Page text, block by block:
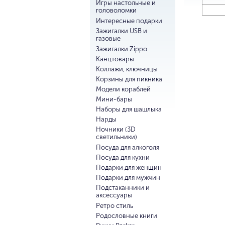
Игры настольные и
головоломки
Интересные подарки
Зажигалки USB и
газовые
Зажигалки Zippo
Канцтовары
Коллажи, ключницы
Корзины для пикника
Модели кораблей
Мини-бары
Наборы для шашлыка
Нарды
Ночники (3D
светильники)
Посуда для алкоголя
Посуда для кухни
Подарки для женщин
Подарки для мужчин
Подстаканники и
аксессуары
Ретро стиль
Родословные книги